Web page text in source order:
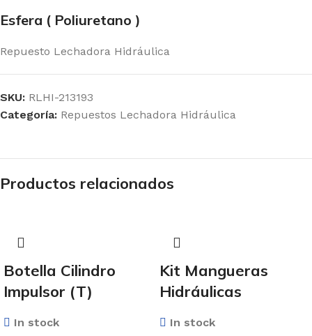
Esfera ( Poliuretano )
Repuesto Lechadora Hidráulica
SKU: RLHI-213193
Categoría: Repuestos Lechadora Hidráulica
Productos relacionados
Botella Cilindro
Impulsor (T)
In stock
Kit Mangueras
Hidráulicas
In stock